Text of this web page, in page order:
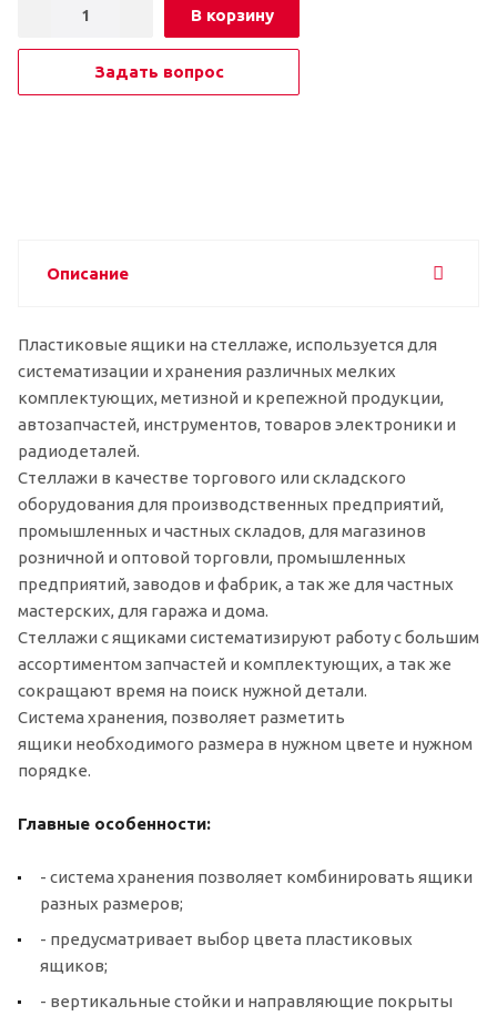
В корзину
Задать вопрос
Описание
Пластиковые ящики на стеллаже, используется для
систематизации и хранения различных мелких
комплектующих, метизной и крепежной продукции,
автозапчастей, инструментов, товаров электроники и
радиодеталей.
Стеллажи в качестве торгового или складского
оборудования для производственных предприятий,
промышленных и частных складов, для магазинов
розничной и оптовой торговли, промышленных
предприятий, заводов и фабрик, а так же для частных
мастерских, для гаража и дома.
Стеллажи с ящиками систематизируют работу с большим
ассортиментом запчастей и комплектующих, а так же
сокращают время на поиск нужной детали.
Система хранения, позволяет разметить
ящики необходимого размера в нужном цвете и нужном
порядке.
Главные особенности:
- система хранения позволяет комбинировать ящики
разных размеров;
- предусматривает выбор цвета пластиковых
ящиков;
- вертикальные стойки и направляющие покрыты